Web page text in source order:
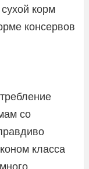
корм
консервов
со
класса